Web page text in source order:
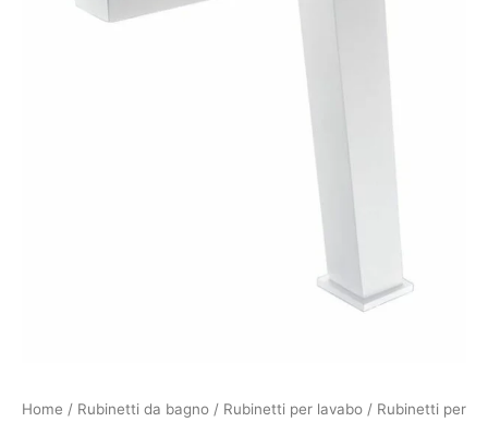
Home / Rubinetti da bagno / Rubinetti per lavabo / Rubinetti per
Miscelatore